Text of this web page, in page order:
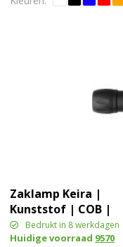
Zaklamp Keira |
Kunststof | COB |
Polsband
Bedrukt in 8 werkdagen
Huidige voorraad 9570